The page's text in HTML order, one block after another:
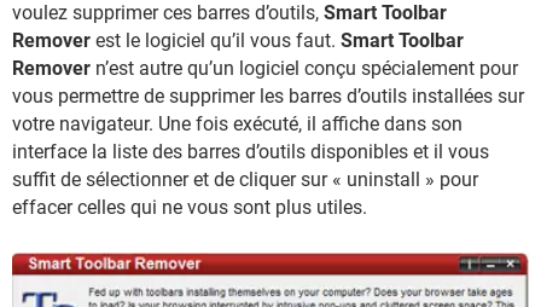
voulez supprimer ces barres d’outils, Smart Toolbar
Remover est le logiciel qu’il vous faut. Smart Toolbar
Remover n’est autre qu’un logiciel conçu spécialement pour
vous permettre de supprimer les barres d’outils installées sur
votre navigateur. Une fois exécuté, il affiche dans son
interface la liste des barres d’outils disponibles et il vous
suffit de sélectionner et de cliquer sur « uninstall » pour
effacer celles qui ne vous sont plus utiles.